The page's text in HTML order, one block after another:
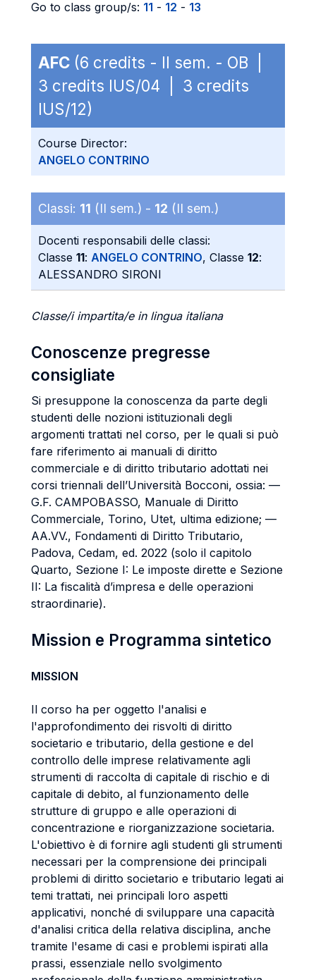
Go to class group/s: 11 - 12 - 13
AFC (6 credits - II sem. - OB |
3 credits IUS/04 | 3 credits
IUS/12)
Course Director:
ANGELO CONTRINO
Classi: 11 (II sem.) - 12 (II sem.)
Docenti responsabili delle classi:
Classe 11: ANGELO CONTRINO, Classe 12:
ALESSANDRO SIRONI
Classe/i impartita/e in lingua italiana
Conoscenze pregresse
consigliate
Si presuppone la conoscenza da parte degli
studenti delle nozioni istituzionali degli
argomenti trattati nel corso, per le quali si può
fare riferimento ai manuali di diritto
commerciale e di diritto tributario adottati nei
corsi triennali dell’Università Bocconi, ossia: —
G.F. CAMPOBASSO, Manuale di Diritto
Commerciale, Torino, Utet, ultima edizione; —
AA.VV., Fondamenti di Diritto Tributario,
Padova, Cedam, ed. 2022 (solo il capitolo
Quarto, Sezione I: Le imposte dirette e Sezione
II: La fiscalità d’impresa e delle operazioni
straordinarie).
Mission e Programma sintetico
MISSION
Il corso ha per oggetto l'analisi e
l'approfondimento dei risvolti di diritto
societario e tributario, della gestione e del
controllo delle imprese relativamente agli
strumenti di raccolta di capitale di rischio e di
capitale di debito, al funzionamento delle
strutture di gruppo e alle operazioni di
concentrazione e riorganizzazione societaria.
L'obiettivo è di fornire agli studenti gli strumenti
necessari per la comprensione dei principali
problemi di diritto societario e tributario legati ai
temi trattati, nei principali loro aspetti
applicativi, nonché di sviluppare una capacità
d'analisi critica della relativa disciplina, anche
tramite l'esame di casi e problemi ispirati alla
prassi, essenziale nello svolgimento